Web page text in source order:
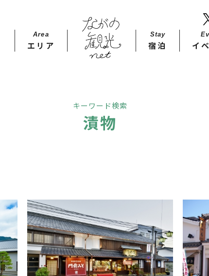
Area
エリア
Stay​
宿泊 イ
キーワード検索
漬物